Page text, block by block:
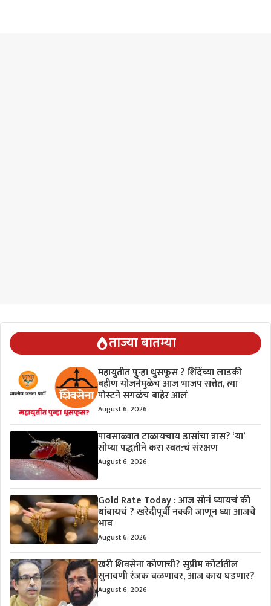
ताज्या बातम्या
महायुतीत पुन्हा धुसफूस ? शिंदेंच्या लाडकी
बहीण योजनेमुळेच आज भाजप सत्तेत, त्या
पोस्टने सगळंच बाहेर आलं
August 6, 2026
पावसाळ्यात टाळायचाय डासांचा त्रास? ‘या’
सोप्या पद्धतीने करा स्वत:चं संरक्षण
August 6, 2026
Gold Rate Today : आज सोनं घ्यायचं की
थांबायचं ? खरेदीपूर्वी नक्की जाणून घ्या आजचे
भाव
August 6, 2026
खरी शिवसेना कोणाची? सुप्रीम कोर्टातील
सुनावणी रंजक वळणावर, आज काय घडणार?
August 6, 2026